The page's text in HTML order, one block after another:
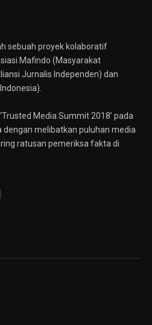
sebuah proyek kolaboratif
Mafindo (Masyarakat
Jurnalis Independen) dan
Media Summit 2018’ pada
dengan melibatkan puluhan media
ratusan pemeriksa fakta di